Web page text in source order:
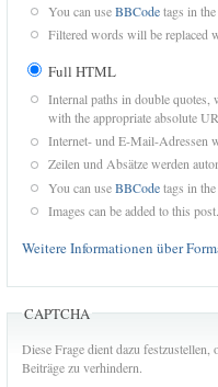
You can useBBCodetags in
Filtered words will be replaced
Full HTML
Internal paths in double quotes,
with the appropriate absolute
Internet- und E-Mail-Adressen
Zeilen und Absätze werden
You can useBBCodetags in
Images can be added to this post.
Weitere Informationen über
CAPTCHA
Diese Frage dient dazu
Beiträge zu verhindern.